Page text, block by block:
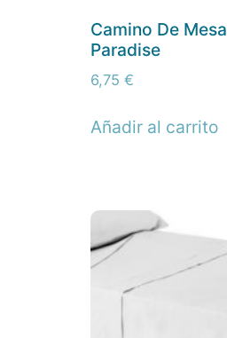
Camino De Mesa
Paradise
6,75 €
Añadir al carrito